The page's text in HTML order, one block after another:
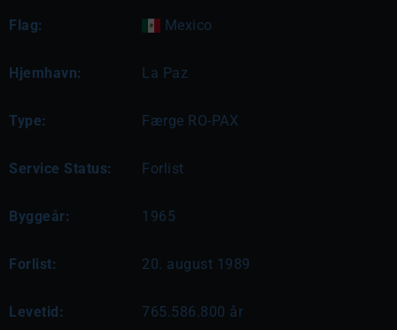
Flag: Mexico
Hjemhavn: La Paz
Type: Færge RO-PAX
Service Status: Forlist
Byggeår: 1965
Forlist: 20. august 1989
Levetid: 765.586.800 år